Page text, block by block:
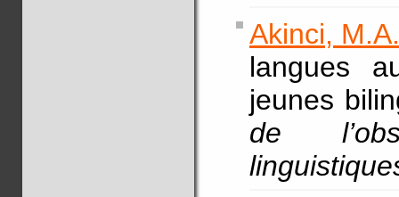
Akinci,
langues
jeunes
de